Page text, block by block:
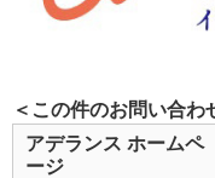
＜この件のお問い合わ
アデランス ホームペ
ージ